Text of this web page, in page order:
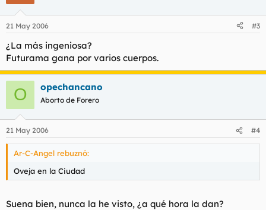
21 May 2006 #3
¿La más ingeniosa?
Futurama gana por varios cuerpos.
O opechancano
Aborto de Forero
21 May 2006 #4
Ar-C-Angel rebuznó:
Oveja en la Ciudad
Suena bien, nunca la he visto, ¿a qué hora la dan?